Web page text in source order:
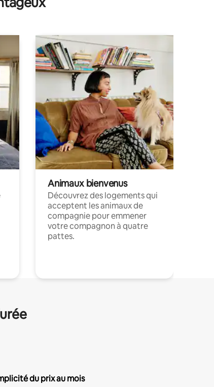
Animaux bienvenus
Découvrez des logements qui
acceptent les animaux de
compagnie pour emmener
votre compagnon à quatre
pattes.
du prix au mois